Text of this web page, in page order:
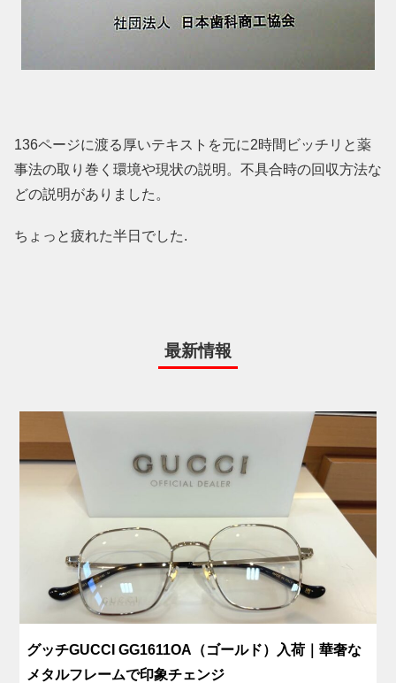
136ページに渡る厚いテキストを元に2時間ビッチリと薬
事法の取り巻く環境や現状の説明。不具合時の回収方法な
どの説明がありました。
ちょっと疲れた半日でした.
最新情報
グッチGUCCI GG1611OA（ゴールド）入荷｜華奢な
メタルフレームで印象チェンジ